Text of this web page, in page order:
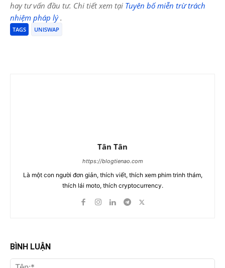
hay tư vấn đầu tư. Chi tiết xem tại Tuyên bố miễn trừ trách
nhiệm pháp lý.
TAGS UNISWAP
Tân Tân
https://blogtienao.com
Là một con người đơn giản, thích viết, thích xem phim trinh thám,
thích lái moto, thích cryptocurrency.
BÌNH LUẬN